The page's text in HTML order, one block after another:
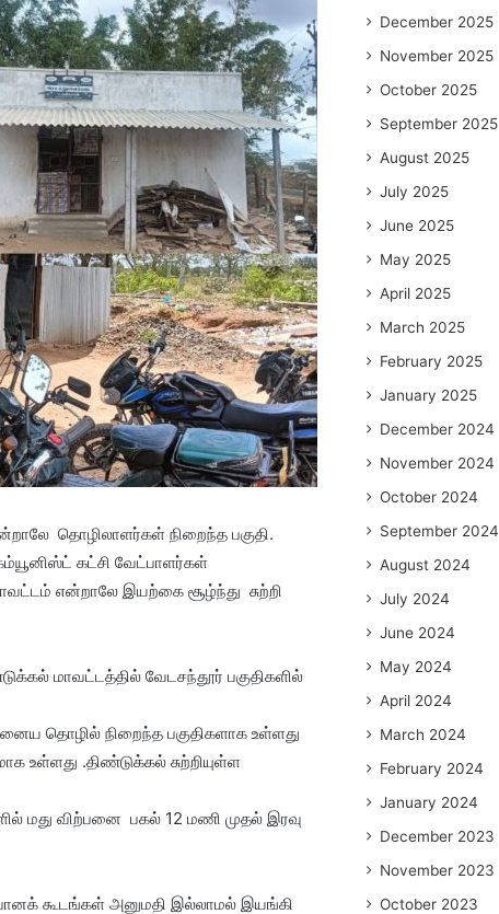
தொழிலாளர்கள் நிறைந்த பகுதி.
கட்சி வேட்பாளர்கள்
என்றாலே இயற்கை சூழ்ந்து சுற்றி
மாவட்டத்தில் வேடசந்தூர் பகுதிகளில்
தொழில் நிறைந்த பகுதிகளாக உள்ளது
உள்ளது .திண்டுக்கல் சுற்றியுள்ள
மது விற்பனை பகல் 12 மணி முதல் இரவு
கூடங்கள் அனுமதி இல்லாமல் இயங்கி
December 2025
November 2025
October 2025
September 2025
August 2025
July 2025
June 2025
May 2025
April 2025
March 2025
February 2025
January 2025
December 2024
November 2024
October 2024
September 2024
August 2024
July 2024
June 2024
May 2024
April 2024
March 2024
February 2024
January 2024
December 2023
November 2023
October 2023